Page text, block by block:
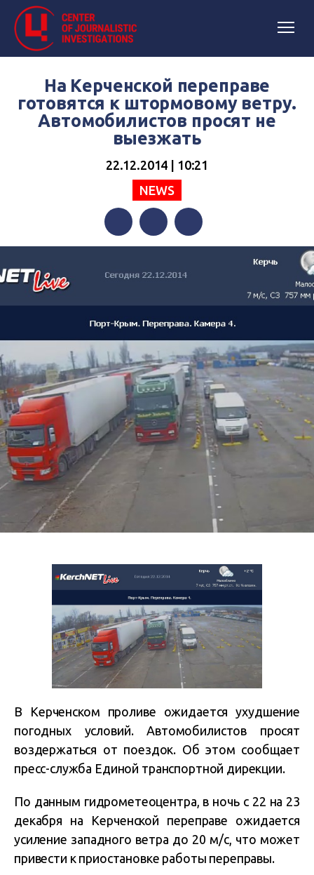
На Керченской переправе
готовятся к штормовому ветру.
Автомобилистов просят не
выезжать
22.12.2014 | 10:21
NEWS
FacebookTwitterTelegram
В Керченском проливе ожидается ухудшение
погодных условий. Автомобилистов просят
воздержаться от поездок. Об этом сообщает
пресс-служба Единой транспортной дирекции.
По данным гидрометеоцентра, в ночь с 22 на 23
декабря на Керченской переправе ожидается
усиление западного ветра до 20 м/с, что может
привести к приостановке работы переправы.